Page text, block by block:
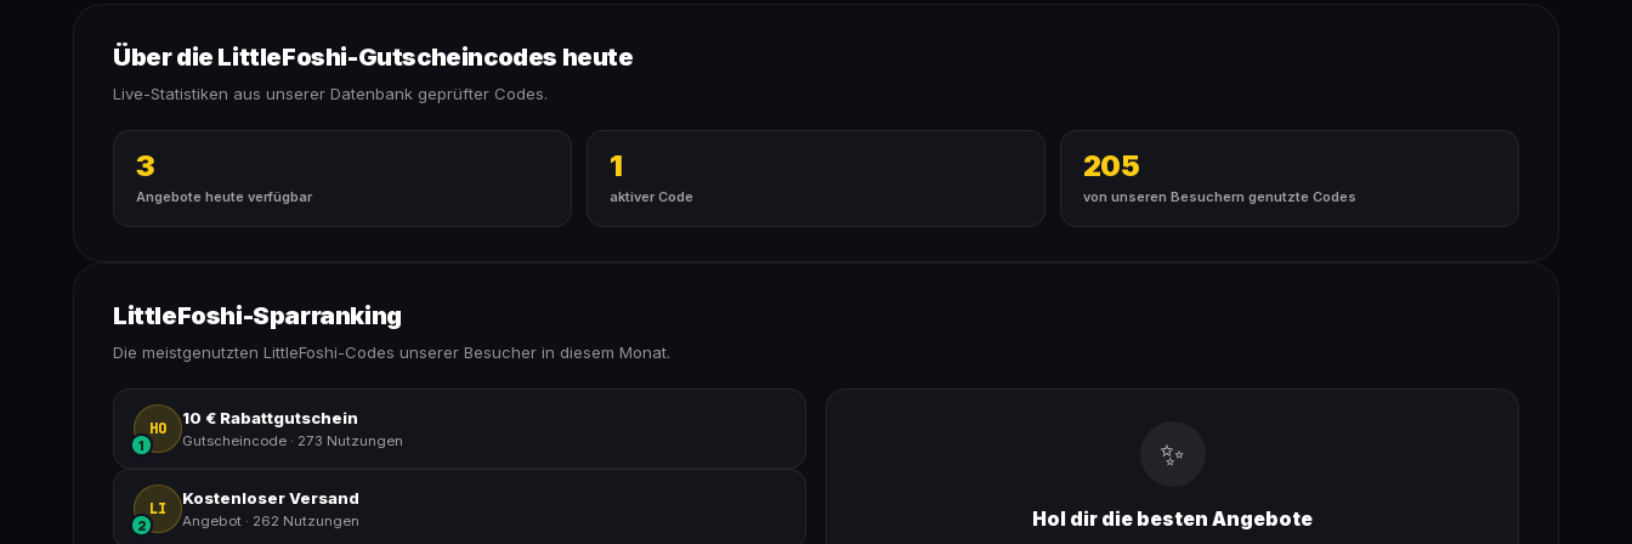
Über die LittleFoshi-Gutscheincodes heute
Live-Statistiken aus unserer Datenbank geprüfter Codes.
3
Angebote heute verfügbar
1
aktiver Code
205
von unseren Besuchern genutzte Codes
LittleFoshi-Sparranking
Die meistgenutzten LittleFoshi-Codes unserer Besucher in diesem Monat.
HO
1
10 € Rabattgutschein
Gutscheincode · 273 Nutzungen
LI
2
Kostenloser Versand
Angebot · 262 Nutzungen
✨
Hol dir die besten Angebote